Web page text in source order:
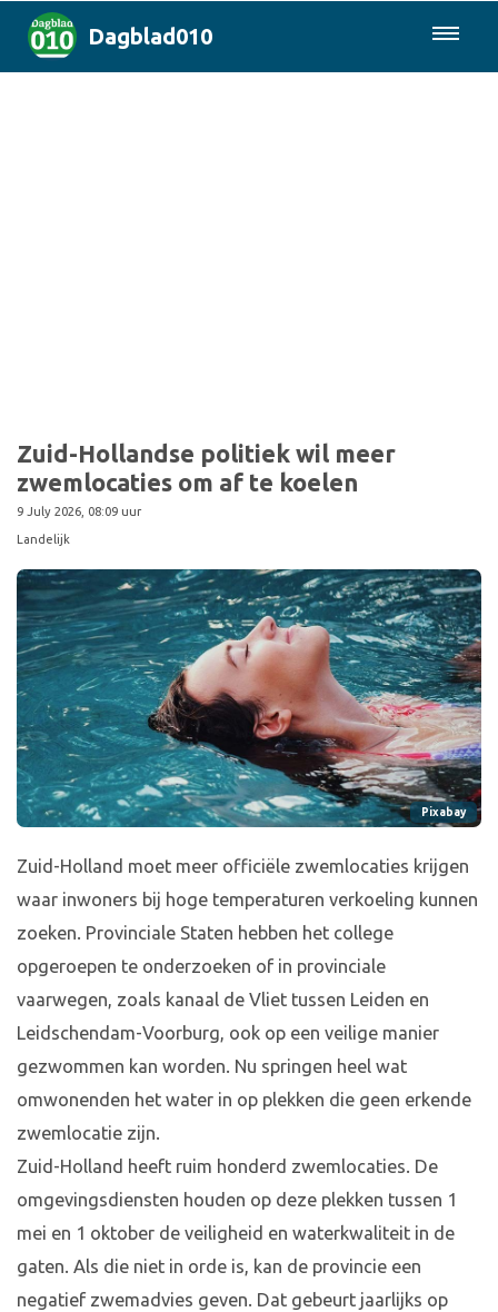
Dagblad010
Zuid-Hollandse politiek wil meer
zwemlocaties om af te koelen
9 July 2026, 08:09 uur
Landelijk
Pixabay
Zuid-Holland moet meer officiële zwemlocaties krijgen
waar inwoners bij hoge temperaturen verkoeling kunnen
zoeken. Provinciale Staten hebben het college
opgeroepen te onderzoeken of in provinciale
vaarwegen, zoals kanaal de Vliet tussen Leiden en
Leidschendam-Voorburg, ook op een veilige manier
gezwommen kan worden. Nu springen heel wat
omwonenden het water in op plekken die geen erkende
zwemlocatie zijn.
Zuid-Holland heeft ruim honderd zwemlocaties. De
omgevingsdiensten houden op deze plekken tussen 1
mei en 1 oktober de veiligheid en waterkwaliteit in de
gaten. Als die niet in orde is, kan de provincie een
negatief zwemadvies geven. Dat gebeurt jaarlijks op